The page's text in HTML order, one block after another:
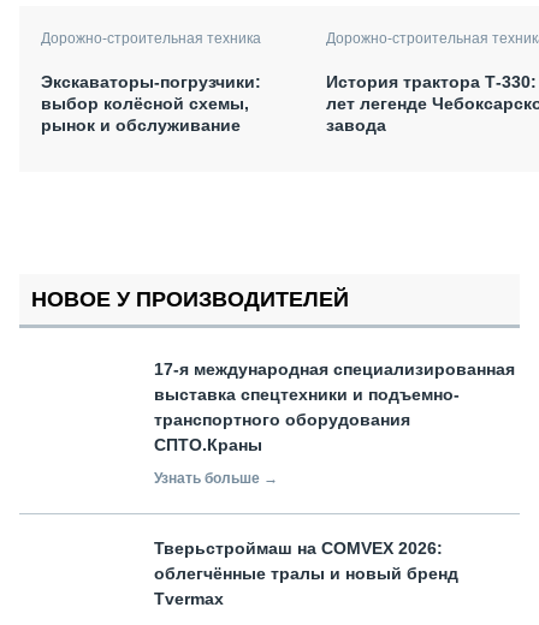
Дорожно-строительная техника
Экскаваторы-погрузчики:
выбор колёсной схемы,
рынок и обслуживание
Дорожно-строительная
История трактора Т-
лет легенде
завода
НОВОЕ У ПРОИЗВОДИТЕЛЕЙ
17-я международная специализированная
выставка спецтехники и подъемно-
транспортного оборудования
СПТО.Краны
Узнать больше →
Тверьстроймаш на COMVEX 2026:
облегчённые тралы и новый бренд
Tvermax